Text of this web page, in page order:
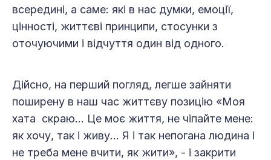
всередині, а саме: які в нас думки, емоції,
цінності, життєві принципи, стосунки з
оточуючими і відчуття один від одного.
Дійсно, на перший погляд, легше зайняти
поширену в наш час життєву позицію «Моя
хата скраю… Це моє життя, не чіпайте мене:
як хочу, так і живу… Я і так непогана людина і
не треба мене вчити, як жити», - і закрити